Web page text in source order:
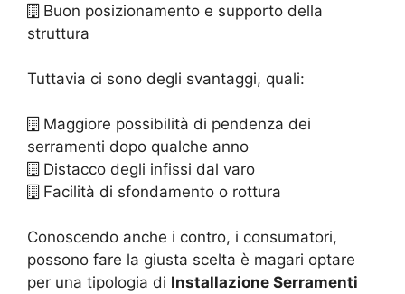
Buon posizionamento e supporto della
struttura
Tuttavia ci sono degli svantaggi, quali:
Maggiore possibilità di pendenza dei
serramenti dopo qualche anno
Distacco degli infissi dal varo
Facilità di sfondamento o rottura
Conoscendo anche i contro, i consumatori,
possono fare la giusta scelta è magari optare
per una tipologia di Installazione Serramenti